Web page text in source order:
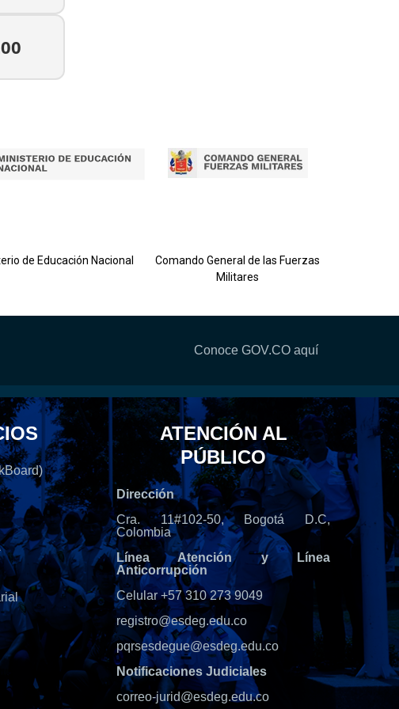
de Educación Nacional
Comando General de las Fuerzas
Militares
Conoce GOV.CO aquí
ATENCIÓN AL
PÚBLICO
Dirección
Cra. 11#102-50, Bogotá D.C,
Colombia
Línea Atención y Línea
Anticorrupción
Celular +57 310 273 9049
registro@esdeg.edu.co
pqrsesdegue@esdeg.edu.co
Notificaciones Judiciales
correo-jurid@esdeg.edu.co